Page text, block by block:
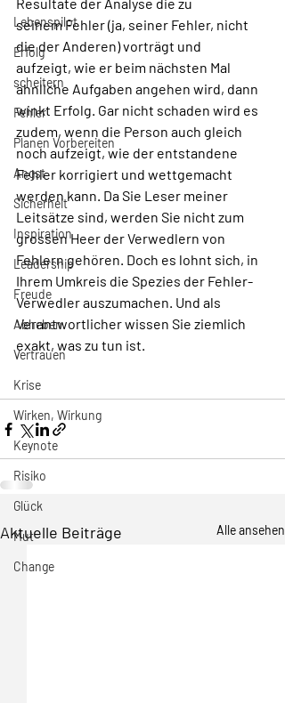
Lebenspilot
Erfolg
scheitern
Fehler
Planen Vorbereiten
Angst
Sicherheit
Inspiration
Leadership
Freude
Abheben
Vertrauen
Krise
Wirken, Wirkung
Keynote
Risiko
Glück
Mut
Change
seinem Fehler (ja, seiner Fehler, nicht
die der Anderen) vorträgt und
aufzeigt, wie er beim nächsten Mal
ähnliche Aufgaben angehen wird, dann
winkt Erfolg. Gar nicht schaden wird es
zudem, wenn die Person auch gleich
noch aufzeigt, wie der entstandene
Fehler korrigiert und wettgemacht
werden kann. Da Sie Leser meiner
Leitsätze sind, werden Sie nicht zum
grossen Heer der Verwedlern von
Fehlern gehören. Doch es lohnt sich, in
Ihrem Umkreis die Spezies der Fehler-
Verwedler auszumachen. Und als
Verantwortlicher wissen Sie ziemlich
exakt, was zu tun ist.
Aktuelle Beiträge Alle ansehen